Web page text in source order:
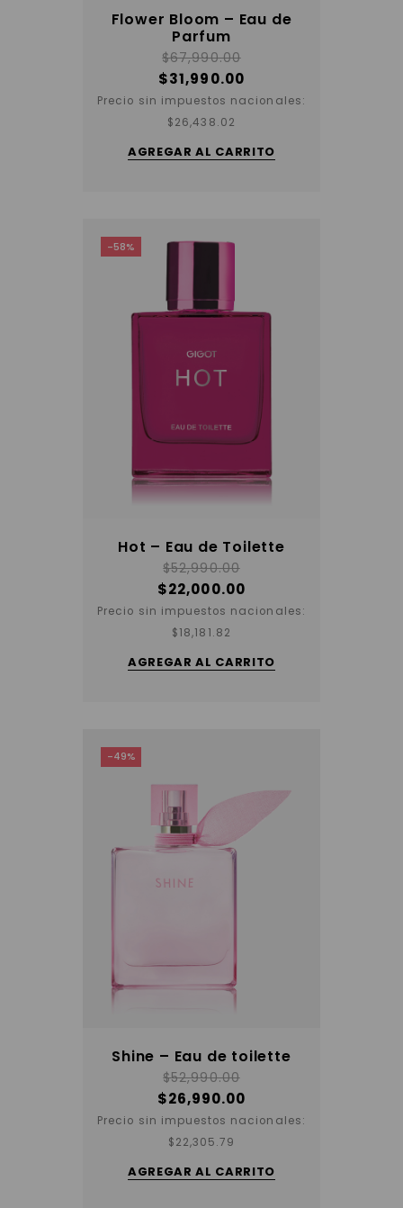
Flower Bloom – Eau de
Parfum
$67,990.00
$31,990.00
Precio sin impuestos nacionales:
$26,438.02
AGREGAR AL CARRITO
-58%
Hot – Eau de Toilette
$52,990.00
$22,000.00
Precio sin impuestos nacionales:
$18,181.82
AGREGAR AL CARRITO
-49%
Shine – Eau de toilette
$52,990.00
$26,990.00
Precio sin impuestos nacionales:
$22,305.79
AGREGAR AL CARRITO